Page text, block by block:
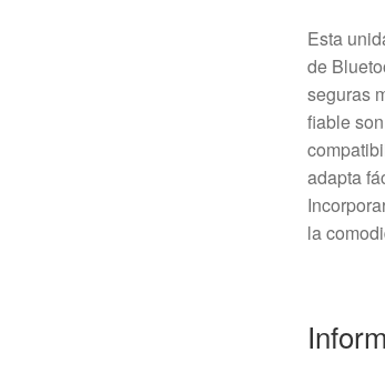
Esta
de
seguras
fiable
adapta
la